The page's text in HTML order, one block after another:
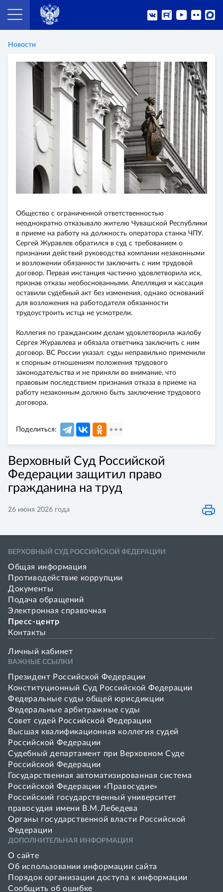
Новости
Верховный Суд Российской
Федерации защитил право
гражданина на труд
26 июня 2026 года
Общество с ограниченной ответственностью
неоднократно отказывало жителю Чувашской Республики
в приеме на работу на должность оператора станка ЧПУ.
Сергей Журавлев обратился в суд с требованием о
признании действий руководства компании незаконными
и возложении обязанности заключить с ним трудовой
договор. Первая инстанция частично удовлетворила иск,
признав отказы необоснованными. Апелляция и кассация
оставили судебный акт без изменения, однако оснований
для возложения на работодателя обязанности
трудоустроить истца не усмотрели.
Коллегия по гражданским делам удовлетворила жалобу
Сергея Журавлева и обязала ответчика заключить с ним
договор. ВС России указал: суды неправильно применили
к спорным отношениям положения трудового
законодательства и не приняли во внимание, что
правовым последствием признания отказа в приеме на
работу незаконным должно быть заключение трудового
договора.
Поделиться:
ВЕРХОВНЫЙ СУД РОССИЙСКОЙ ФЕДЕРАЦИИ
Общая информация
Противодействие коррупции
Документы
Подача обращений
Электронная справочная
Пресс-центр
Контакты
Личный кабинет
ВАЖНЫЕ ССЫЛКИ
Президент Российской Федерации
Конституционный Суд Российской Федерации
Федеральные суды общей юрисдикции
Федеральные арбитражные суды
Совет cудей Российской Федерации
Высшая квалификационная коллегия судей
Российской Федерации
Судебный департамент при Верховном Суде
Российской Федерации
Государственная автоматизированная система
Российской Федерации «Правосудие»
Pоссийский государственный университет
правосудия имени В.М.Лебедева
Органы государственной власти Российской
Федерации
ДОПОЛНИТЕЛЬНАЯ ИНФОРМАЦИЯ
О сайте
Об использовании информации сайта
Порядок организации доступа к информации
Сообщить об ошибке